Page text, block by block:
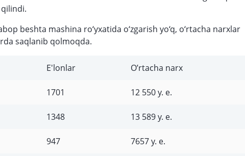
beshta mashina ro‘yxatida o‘zgarish yo‘q, o‘rtacha narxlar
saqlanib qolmoqda.
E'lonlar O’rtacha narx
1701 12 550 у. е.
1348 13 589 у. е.
947 7657 у. е.